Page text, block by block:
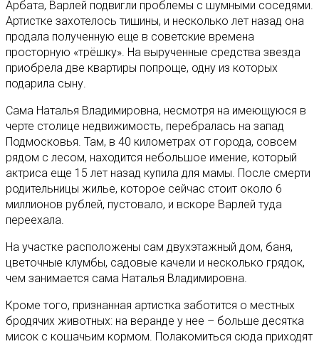
Арбата, Варлей подвигли проблемы с шумными соседями.
Артистке захотелось тишины, и несколько лет назад она
продала полученную еще в советские времена
просторную «трёшку». На вырученные средства звезда
приобрела две квартиры попроще, одну из которых
подарила сыну.
Сама Наталья Владимировна, несмотря на имеющуюся в
черте столице недвижимость, перебралась на запад
Подмосковья. Там, в 40 километрах от города, совсем
рядом с лесом, находится небольшое имение, который
актриса еще 15 лет назад купила для мамы. После смерти
родительницы жилье, которое сейчас стоит около 6
миллионов рублей, пустовало, и вскоре Варлей туда
переехала.
На участке расположены сам двухэтажный дом, баня,
цветочные клумбы, садовые качели и несколько грядок,
чем занимается сама Наталья Владимировна.
Кроме того, признанная артистка заботится о местных
бродячих животных: на веранде у нее – больше десятка
мисок с кошачьим кормом. Полакомиться сюда приходят